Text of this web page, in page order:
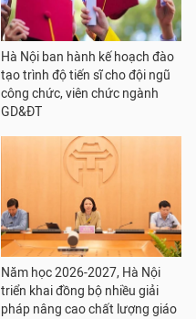
Hà Nội ban hành kế hoạch đào
tạo trình độ tiến sĩ cho đội ngũ
công chức, viên chức ngành
GD&ĐT
Năm học 2026-2027, Hà Nội
triển khai đồng bộ nhiều giải
pháp nâng cao chất lượng giáo